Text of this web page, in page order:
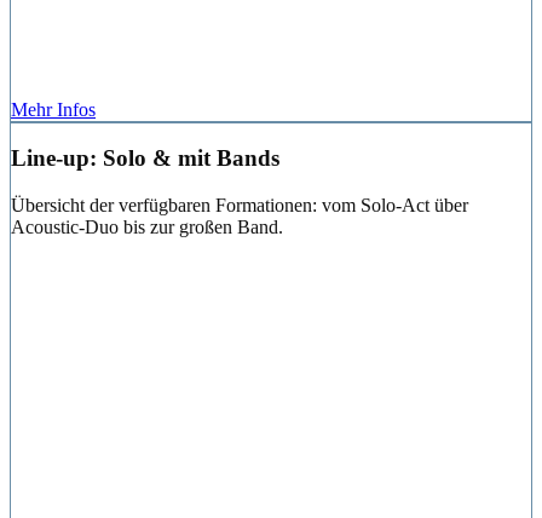
Mehr Infos
Line-up: Solo & mit Bands
Übersicht der verfügbaren Formationen: vom Solo-Act über
Acoustic-Duo bis zur großen Band.